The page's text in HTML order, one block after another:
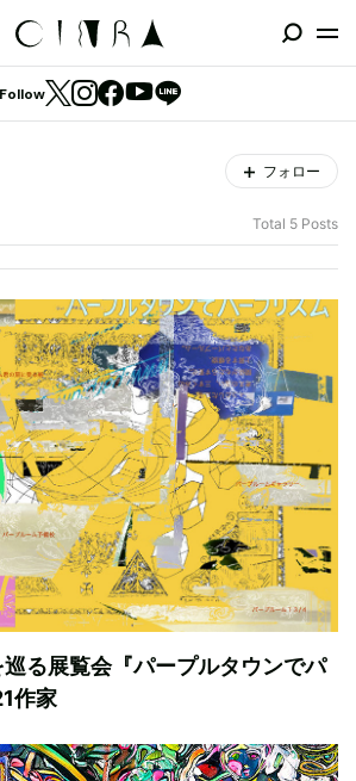
Follow
フォロー
Total 5 Posts
る展覧会『パープルタウンでパ
作家